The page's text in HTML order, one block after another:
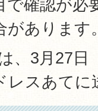
で確認が必
があります
、3月27日
レスあてに